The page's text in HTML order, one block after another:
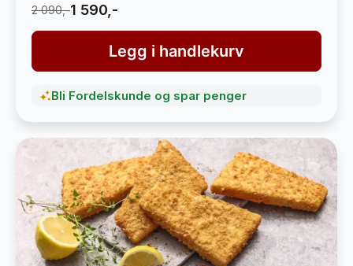
2 090,-1 590,-
Legg i handlekurv
Bli Fordelskunde og spar penger